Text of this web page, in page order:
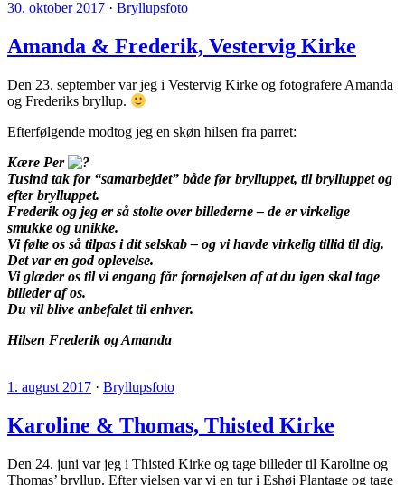
30. oktober 2017 · Bryllupsfoto
Amanda & Frederik, Vestervig Kirke
Den 23. september var jeg i Vestervig Kirke og fotografere Amanda
og Frederiks bryllup.
Efterfølgende modtog jeg en skøn hilsen fra parret:
Kære Per
Tusind tak for “samarbejdet” både før brylluppet, til brylluppet og
efter brylluppet.
Frederik og jeg er så stolte over billederne – de er virkelige
smukke og unikke.
Vi følte os så tilpas i dit selskab – og vi havde virkelig tillid til dig.
Det var en god oplevelse.
Vi glæder os til vi engang får fornøjelsen af at du igen skal tage
billeder af os.
Du vil blive anbefalet til enhver.
Hilsen Frederik og Amanda
1. august 2017 · Bryllupsfoto
Karoline & Thomas, Thisted Kirke
Den 24. juni var jeg i Thisted Kirke og tage billeder til Karoline og
Thomas’ bryllup. Efter vielsen var vi en tur i Eshøj Plantage og tage